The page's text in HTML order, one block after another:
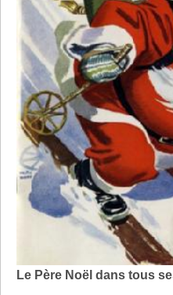
Le Père Noël dans tous